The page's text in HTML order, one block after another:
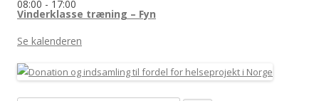
08:00 - 17:00
Vinderklasse træning – Fyn
Se kalenderen